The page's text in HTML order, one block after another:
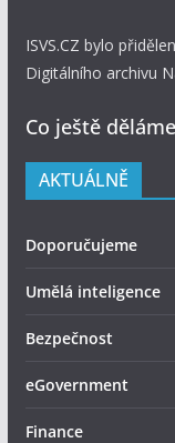
ISVS.CZ bylo
Digitálního archivu
Co ještě
AKTUÁLNĚ
Doporučujeme
Umělá inteligence
Bezpečnost
eGovernment
Finance